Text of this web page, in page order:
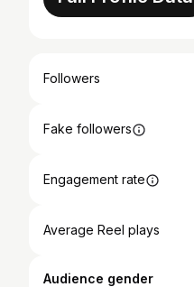
Followers
Fake followers
Engagement rate
Average Reel plays
Audience gender